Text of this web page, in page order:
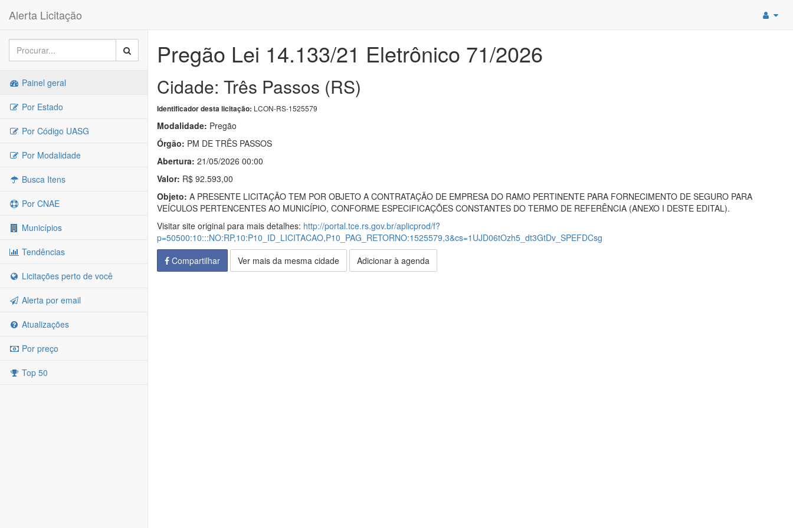
Alerta Licitação
Painel geral
Por Estado
Por Código UASG
Por Modalidade
Busca Itens
Por CNAE
Municípios
Tendências
Licitações perto de você
Alerta por email
Atualizações
Por preço
Top 50
Pregão Lei 14.133/21 Eletrônico 71/2026
Cidade: Três Passos (RS)
Identificador desta licitação: LCON-RS-1525579
Modalidade: Pregão
Órgão: PM DE TRÊS PASSOS
Abertura: 21/05/2026 00:00
Valor: R$ 92.593,00
Objeto: A PRESENTE LICITAÇÃO TEM POR OBJETO A CONTRATAÇÃO DE EMPRESA DO RAMO PERTINENTE PARA FORNECIMENTO DE SEGURO PARA
VEÍCULOS PERTENCENTES AO MUNICÍPIO, CONFORME ESPECIFICAÇÕES CONSTANTES DO TERMO DE REFERÊNCIA (ANEXO I DESTE EDITAL).
Visitar site original para mais detalhes: http://portal.tce.rs.gov.br/aplicprod/f?
p=50500:10:::NO:RP,10:P10_ID_LICITACAO,P10_PAG_RETORNO:1525579,3&cs=1UJD06tOzh5_dt3GtDv_SPEFDCsg
Compartilhar
Ver mais da mesma cidade Adicionar à agenda